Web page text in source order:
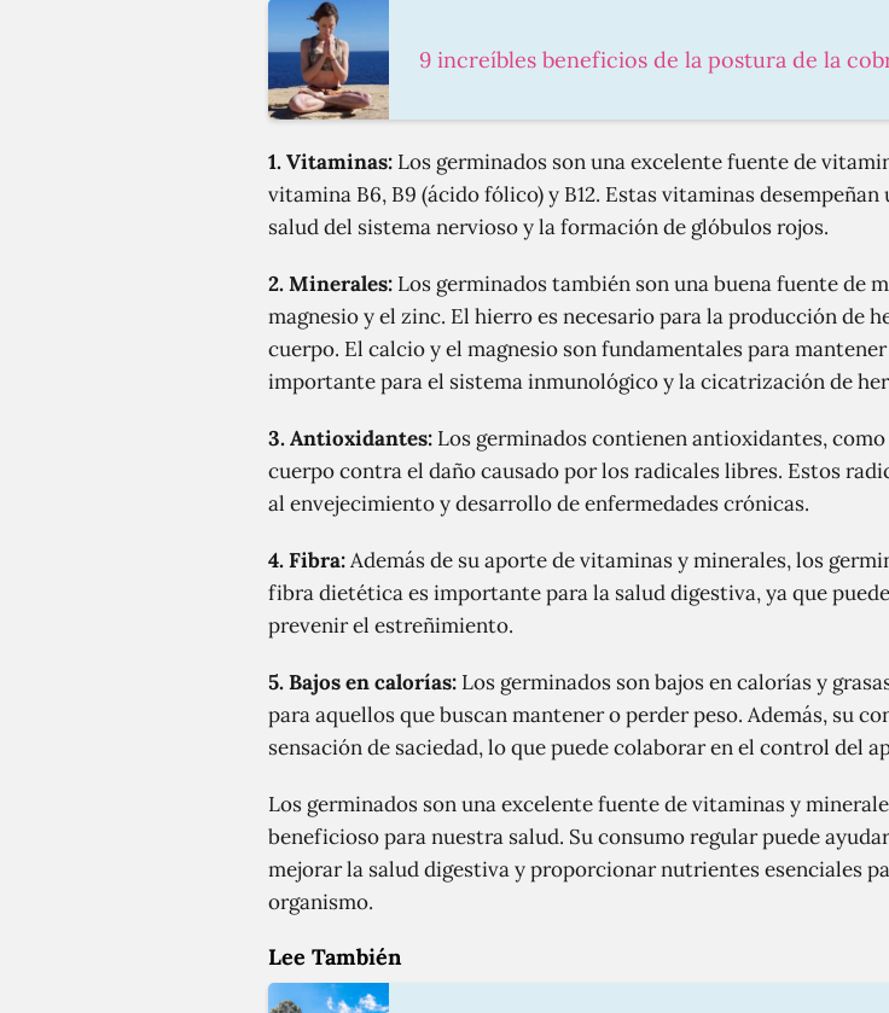
9 increíbles beneficios de la postura de la
1.Vitaminas: Los germinados son una excelente fuente de
vitamina B6, B9 (ácido fólico) y B12. Estas vitaminas
salud del sistema nervioso y la formación de glóbulos rojos.
2.Minerales: Los germinados también son una buena fuente de
magnesio y el zinc. El hierro es necesario para la producción de
cuerpo. El calcio y el magnesio son fundamentales para
importante para el sistema inmunológico y la cicatrización de
3.Antioxidantes: Los germinados contienen antioxidantes,
cuerpo contra el daño causado por los radicales libres. Estos
al envejecimiento y desarrollo de enfermedades crónicas.
4.Fibra:Además de su aporte de vitaminas y minerales, los
fibra dietética es importante para la salud digestiva, ya que
prevenir el estreñimiento.
5.Bajos en calorías: Los germinados son bajos en calorías y
para aquellos que buscan mantener o perder peso. Además, su
sensación de saciedad, lo que puede colaborar en el control del
Los germinados son una excelente fuente de vitaminas y
beneficioso para nuestra salud. Su consumo regular puede
mejorar la salud digestiva y proporcionar nutrientes esenciales
organismo.
Lee También